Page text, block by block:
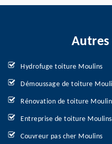
Autres
Hydrofuge toiture Moulins
Démoussage de toiture
Rénovation de toiture
Entreprise de toiture Moulins
Couvreur pas cher Moulins